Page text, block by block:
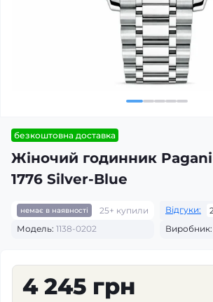
безкоштовна доставка
Жіночий годинник
1776 Silver-Blue
немає в наявності 25+ купили Відгуки:
Модель: 1138-0202 Виробник:
4 245 грн